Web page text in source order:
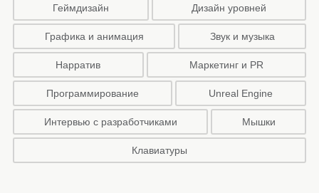
Геймдизайн Дизайн уровней
Графика и анимация Звук и музыка
Нарратив Маркетинг и PR
Программирование Unreal Engine
Интервью с разработчиками Мышки
Клавиатуры